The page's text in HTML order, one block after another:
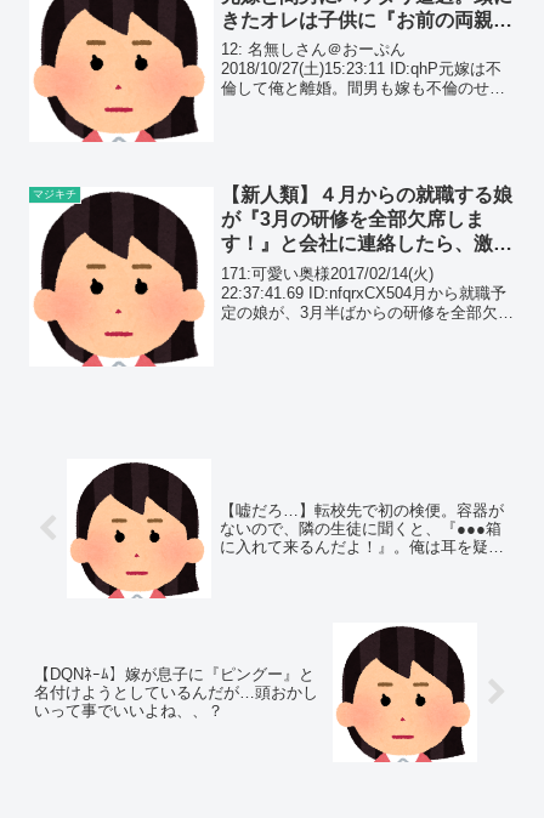
きたオレは子供に『お前の両親
不.倫なんだぞ！』と言ったら…
12: 名無しさん＠おーぷん
2018/10/27(土)15:23:11 ID:qhP元嫁は不
倫して俺と離婚。間男も嫁も不倫のせい
マジキチ
【新人類】４月からの就職する娘
が『3月の研修を全部欠席しま
す！』と会社に連絡したら、激怒
されたらしい。教習所もバイトも
あるから無理なのに！
171:可愛い奥様2017/02/14(火)
22:37:41.69 ID:nfqrxCX504月から就職予
定の娘が、3月半ばからの研修を全部欠席
【嘘だろ…】転校先で初の検便。容器が
ないので、隣の生徒に聞くと、『●●●箱
に入れて来るんだよ！』。俺は耳を疑っ
【DQNﾈｰﾑ】嫁が息子に『ピングー』と
名付けようとしているんだが…頭おかし
いって事でいいよね、、？